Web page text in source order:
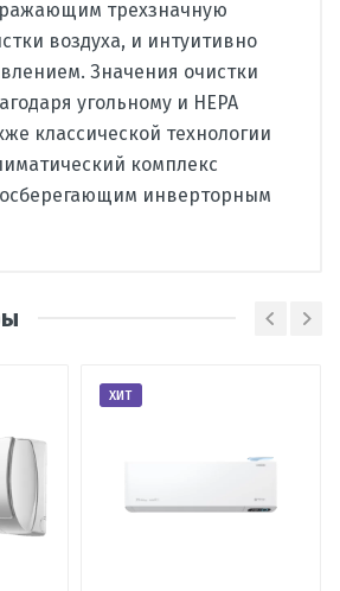
трехзначную
воздуха, и интуитивно
Значения очистки
угольному и HEPA
классической технологии
комплекс
инверторным
Китай
есть
по 5 бальной шкале
ХИТ